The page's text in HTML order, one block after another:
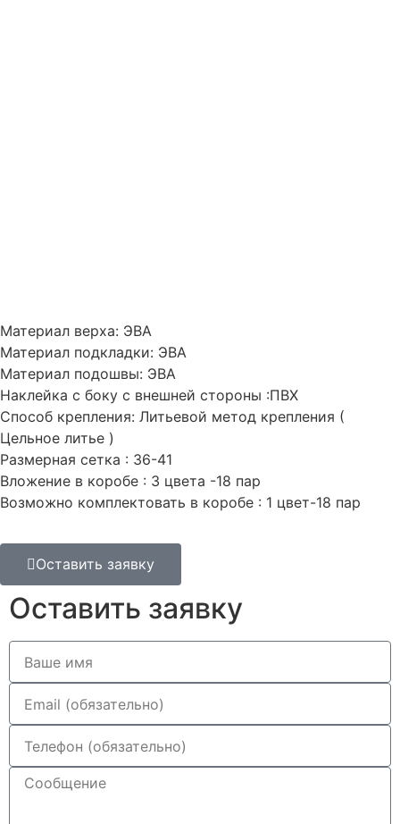
Материал верха: ЭВА
Материал подкладки: ЭВА
Материал подошвы: ЭВА
Наклейка с боку с внешней стороны :ПВХ
Способ крепления: Литьевой метод крепления (
Цельное литье )
Размерная сетка : 36-41
Вложение в коробе : 3 цвета -18 пар
Возможно комплектовать в коробе : 1 цвет-18 пар
Оставить заявку
Оставить заявку